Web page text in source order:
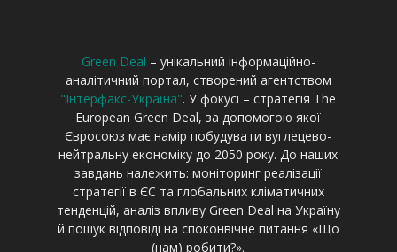
Green Deal – унікальний інформаційно-
аналітичний портал, створений агентством
"Інтерфакс-Україна". У фокусі – стратегія The
European Green Deal, за допомогою якої
Євросоюз має намір побудувати вуглецево-
нейтральну економіку до 2050 року. До наших
завдань належить: моніторинг реалізації
стратегії в ЄС та глобальних кліматичних
тенденцій, аналіз впливу Green Deal на Україну
й пошук відповіді на споконвічне питання «Що
(нам) робити?».